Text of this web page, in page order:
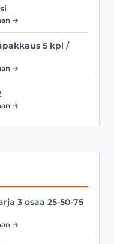
→
5 kpl /
→
→
3 osaa 25-50-75
→